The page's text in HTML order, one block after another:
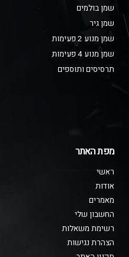
שמן בולמים
שמן גיר
שמן מנוע 2 פעימות
שמן מנוע 4 פעימות
תרסיסים ותוספים
מפת האתר
ראשי
אודות
מאמרים
החשבון שלי
רשימת משאלות
הצהרת נגישות